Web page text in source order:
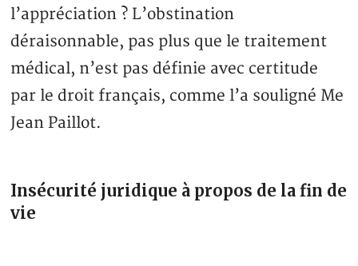
l’appréciation ? L’obstination
déraisonnable, pas plus que le traitement
médical, n’est pas définie avec certitude
par le droit français, comme l’a souligné Me
Jean Paillot.
Insécurité juridique à propos de la fin de
vie